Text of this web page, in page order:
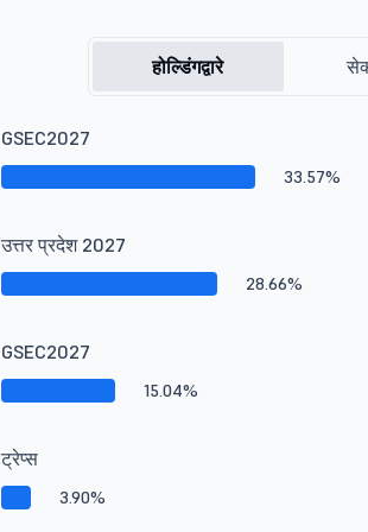
होल्डिंगद्वारे
GSEC2027
33.57%
उत्तर प्रदेश 2027
28.66%
GSEC2027
15.04%
ट्रेप्स
3.90%